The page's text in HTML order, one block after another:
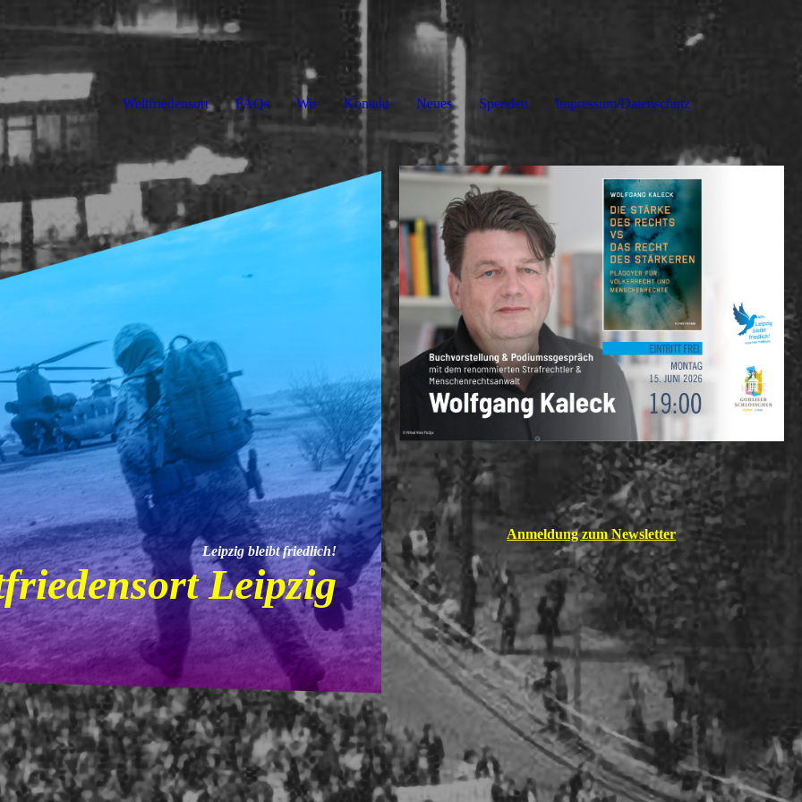
Weltfriedensort FAQs Wir Kontakt Neues Spenden Impressum/Datenschutz
Leipzig bleibt friedlich!
Leipzig
Anmeldung zum Newsletter